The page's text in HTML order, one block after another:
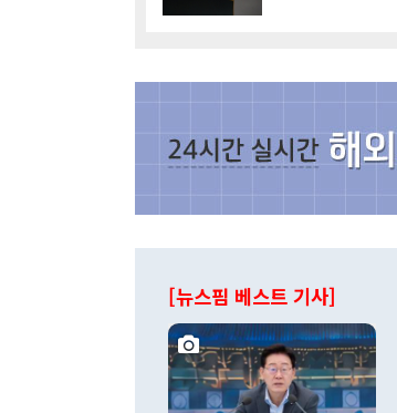
[뉴스핌 베스트 기사]